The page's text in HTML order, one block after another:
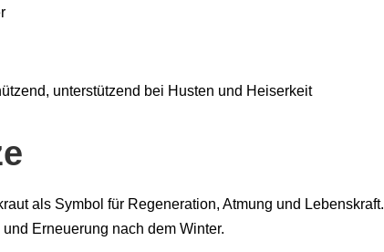
unterstützend bei Husten und Heiserkeit
als Symbol für Regeneration, Atmung und Lebenskraft.
Erneuerung nach dem Winter.